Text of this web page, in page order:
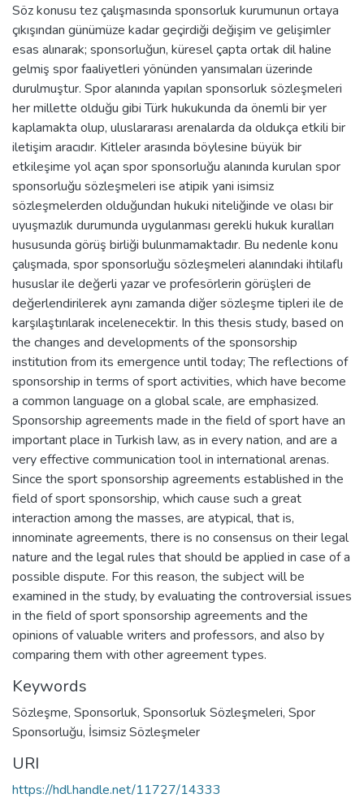
Söz konusu tez çalışmasında sponsorluk kurumunun ortaya
çıkışından günümüze kadar geçirdiği değişim ve gelişimler
esas alınarak; sponsorluğun, küresel çapta ortak dil haline
gelmiş spor faaliyetleri yönünden yansımaları üzerinde
durulmuştur. Spor alanında yapılan sponsorluk sözleşmeleri
her millette olduğu gibi Türk hukukunda da önemli bir yer
kaplamakta olup, uluslararası arenalarda da oldukça etkili bir
iletişim aracıdır. Kitleler arasında böylesine büyük bir
etkileşime yol açan spor sponsorluğu alanında kurulan spor
sponsorluğu sözleşmeleri ise atipik yani isimsiz
sözleşmelerden olduğundan hukuki niteliğinde ve olası bir
uyuşmazlık durumunda uygulanması gerekli hukuk kuralları
hususunda görüş birliği bulunmamaktadır. Bu nedenle konu
çalışmada, spor sponsorluğu sözleşmeleri alanındaki ihtilaflı
hususlar ile değerli yazar ve profesörlerin görüşleri de
değerlendirilerek aynı zamanda diğer sözleşme tipleri ile de
karşılaştırılarak incelenecektir. In this thesis study, based on
the changes and developments of the sponsorship
institution from its emergence until today; The reflections of
sponsorship in terms of sport activities, which have become
a common language on a global scale, are emphasized.
Sponsorship agreements made in the field of sport have an
important place in Turkish law, as in every nation, and are a
very effective communication tool in international arenas.
Since the sport sponsorship agreements established in the
field of sport sponsorship, which cause such a great
interaction among the masses, are atypical, that is,
innominate agreements, there is no consensus on their legal
nature and the legal rules that should be applied in case of a
possible dispute. For this reason, the subject will be
examined in the study, by evaluating the controversial issues
in the field of sport sponsorship agreements and the
opinions of valuable writers and professors, and also by
comparing them with other agreement types.
Keywords
Sözleşme, Sponsorluk, Sponsorluk Sözleşmeleri, Spor
Sponsorluğu, İsimsiz Sözleşmeler
URI
https://hdl.handle.net/11727/14333